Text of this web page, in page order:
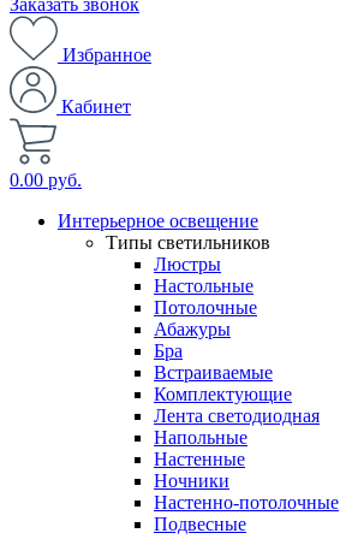
Заказать звонок
Избранное
Кабинет
0.00 руб.
Интерьерное освещение
Типы светильников
Люстры
Настольные
Потолочные
Абажуры
Бра
Встраиваемые
Комплектующие
Лента светодиодная
Напольные
Настенные
Ночники
Настенно-потолочные
Подвесные